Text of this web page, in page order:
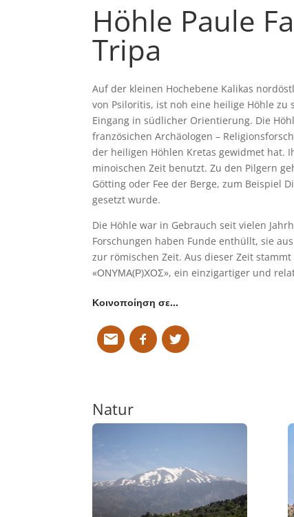
Höhle Paule
Tripa
Auf der kleinen Hochebene Kalikas
von Psiloritis, ist noh eine heilige Höhle
Eingang in südlicher Orientierung. Die
französichen Archäologen –
der heiligen Höhlen Kretas gewidmet hat.
minoischen Zeit benutzt. Zu den Pilgern
Götting oder Fee der Berge, zum Beispiel
gesetzt wurde.
Die Höhle war in Gebrauch seit vielen
Forschungen haben Funde enthüllt, sie
zur römischen Zeit. Aus dieser Zeit
«ΟΝΥΜΑ(Ρ)ΧΟΣ», ein einzigartiger und
Κοινοποίηση σε…
Natur